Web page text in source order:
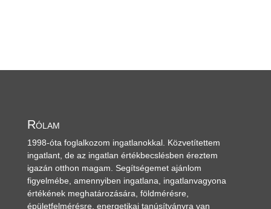
Rólam
1998-óta foglalkozom ingatlanokkal. Közvetítettem
ingatlant, de az ingatlan értékbecslésben éreztem
igazán otthon magam. Segítségemet ajánlom
figyelmébe, amennyiben ingatlana, ingatlanvagyona
értékének meghatározására, földmérésre,
épületfelmérésre, energetikai tanúsítványra van